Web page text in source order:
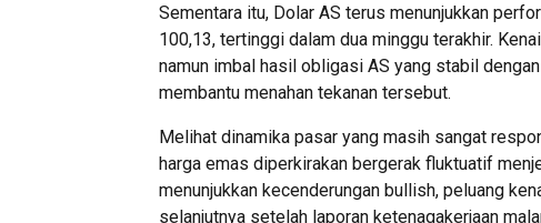
Sementara itu, Dolar AS terus menunjukkan
100,13, tertinggi dalam dua minggu terakhir.
namun imbal hasil obligasi AS yang stabil
membantu menahan tekanan tersebut.
Melihat dinamika pasar yang masih sangat
harga emas diperkirakan bergerak fluktuatif
menunjukkan kecenderungan bullish, peluang
selanjutnya setelah laporan ketenagakerjaan